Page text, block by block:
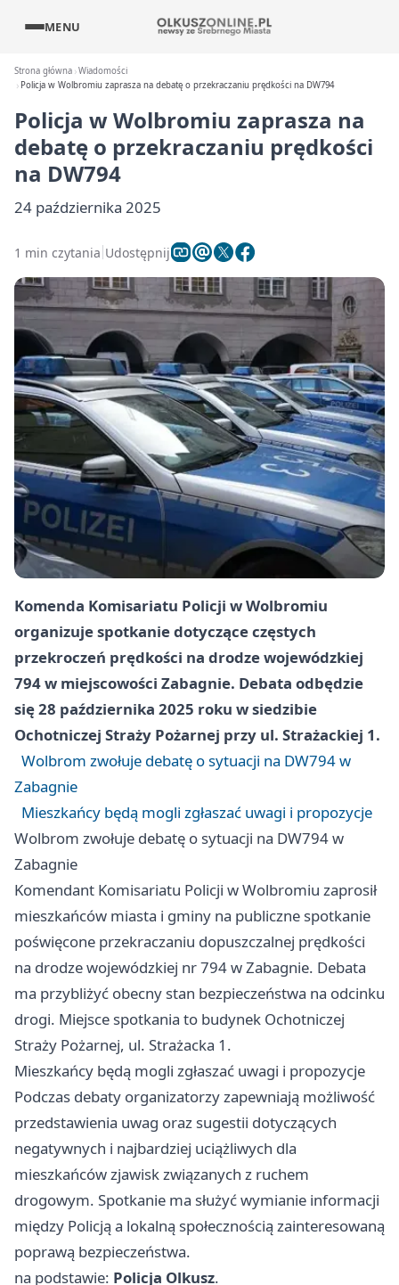
MENU
Strona główna Wiadomości
Policja w Wolbromiu zaprasza na debatę o przekraczaniu prędkości na DW794
Policja w Wolbromiu zaprasza na
debatę o przekraczaniu prędkości
na DW794
24 października 2025
1 min czytania Udostępnij
Komenda Komisariatu Policji w Wolbromiu
organizuje spotkanie dotyczące częstych
przekroczeń prędkości na drodze wojewódzkiej
794 w miejscowości Zabagnie. Debata odbędzie
się 28 października 2025 roku w siedzibie
Ochotniczej Straży Pożarnej przy ul. Strażackiej 1.
Wolbrom zwołuje debatę o sytuacji na DW794 w
Zabagnie
Mieszkańcy będą mogli zgłaszać uwagi i propozycje
Wolbrom zwołuje debatę o sytuacji na DW794 w
Zabagnie
Komendant Komisariatu Policji w Wolbromiu zaprosił
mieszkańców miasta i gminy na publiczne spotkanie
poświęcone przekraczaniu dopuszczalnej prędkości
na drodze wojewódzkiej nr 794 w Zabagnie. Debata
ma przybliżyć obecny stan bezpieczeństwa na odcinku
drogi. Miejsce spotkania to budynek Ochotniczej
Straży Pożarnej, ul. Strażacka 1.
Mieszkańcy będą mogli zgłaszać uwagi i propozycje
Podczas debaty organizatorzy zapewniają możliwość
przedstawienia uwag oraz sugestii dotyczących
negatywnych i najbardziej uciążliwych dla
mieszkańców zjawisk związanych z ruchem
drogowym. Spotkanie ma służyć wymianie informacji
między Policją a lokalną społecznością zainteresowaną
poprawą bezpieczeństwa.
na podstawie: Policja Olkusz.